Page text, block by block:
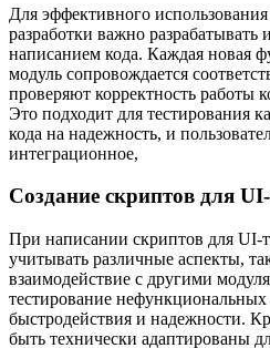
Для эффективного
разработки важно разрабатывать
написанием кода. Каждая новая
модуль сопровождается
проверяют корректность работы
Это подходит для тестирования
кода на надежность, и
интеграционное,
Создание скриптов для
При написании скриптов для UI-
учитывать различные аспекты,
взаимодействие с другими
тестирование
быстродействия и надежности.
быть технически адаптированы